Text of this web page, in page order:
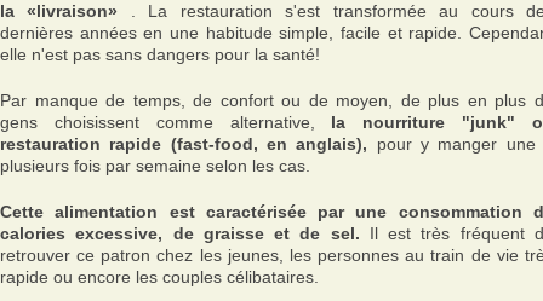
la «livraison» . La restauration s'est transformée au cours
dernières années en une habitude simple, facile et rapide.
elle n'est pas sans dangers pour la santé!
Par manque de temps, de confort ou de moyen, de plus en plus
gens choisissent comme alternative, la nourriture "junk"
restauration rapide (fast-food, en anglais), pour y manger une
plusieurs fois par semaine selon les cas.
Cette alimentation est caractérisée par une consommation
calories excessive, de graisse et de sel. Il est très fréquent
retrouver ce patron chez les jeunes, les personnes au train de vie
rapide ou encore les couples célibataires.